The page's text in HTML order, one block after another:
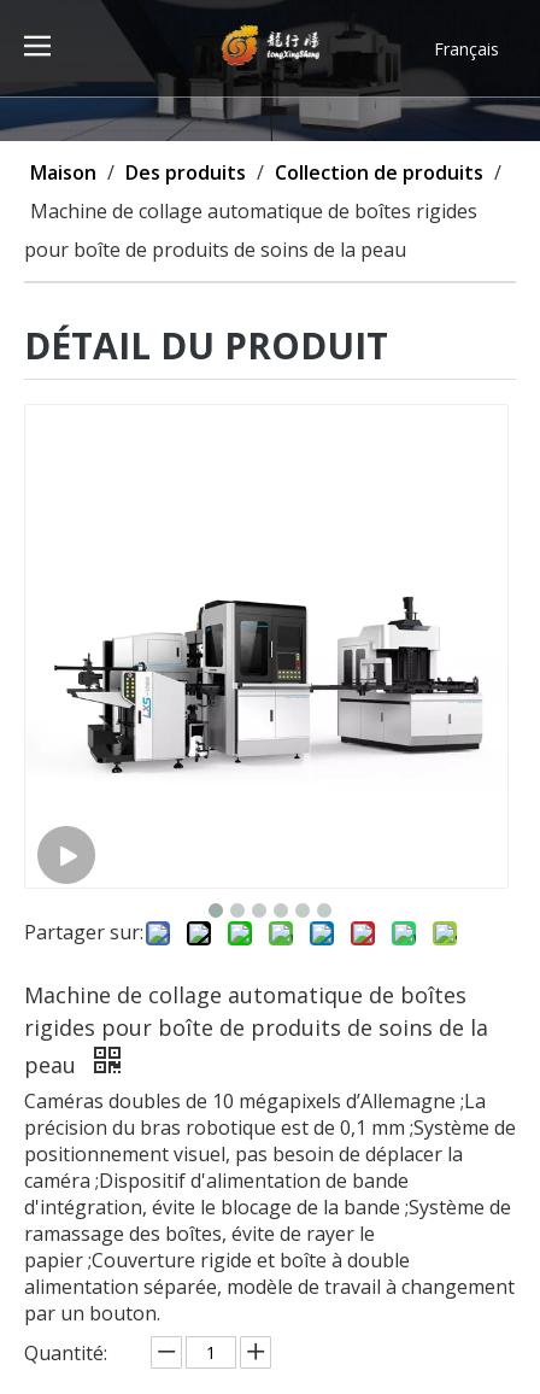
Français
Türk dili
ไทย
Deutsch
Maison / Des produits / Collection de produits /
Machine de collage automatique de boîtes rigides
pour boîte de produits de soins de la peau
DÉTAIL DU PRODUIT
Partager sur:
Machine de collage automatique de boîtes
rigides pour boîte de produits de soins de la
peau
Caméras doubles de 10 mégapixels d’Allemagne ;La
précision du bras robotique est de 0,1 mm ;Système de
positionnement visuel, pas besoin de déplacer la
caméra ;Dispositif d'alimentation de bande
d'intégration, évite le blocage de la bande ;Système de
ramassage des boîtes, évite de rayer le
papier ;Couverture rigide et boîte à double
alimentation séparée, modèle de travail à changement
par un bouton.
Quantité: